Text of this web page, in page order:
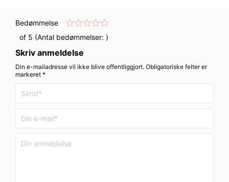
Bedømmelse
of 5 (Antal bedømmelser: )
Skriv anmeldelse
Din e-mailadresse vil ikke blive offentliggjort. Obligatoriske felter er
markeret *